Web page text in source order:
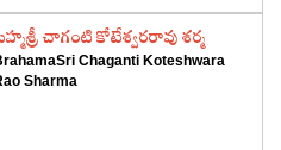
చాగంటి కోటేశ్వరరావు శర్మ
Chaganti Koteshwara
Sharma